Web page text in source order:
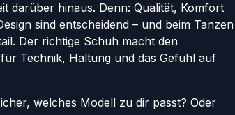
darüber hinaus. Denn: Qualität, Komfort
sind entscheidend – und beim Tanzen
Der richtige Schuh macht den
Technik, Haltung und das Gefühl auf
welches Modell zu dir passt? Oder